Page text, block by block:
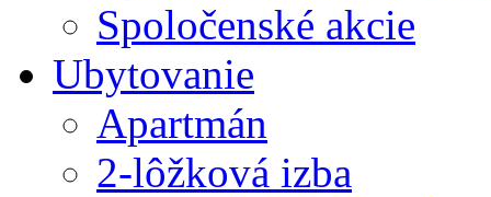
Spoločenské akcie
Ubytovanie
Apartmán
2-lôžková izba